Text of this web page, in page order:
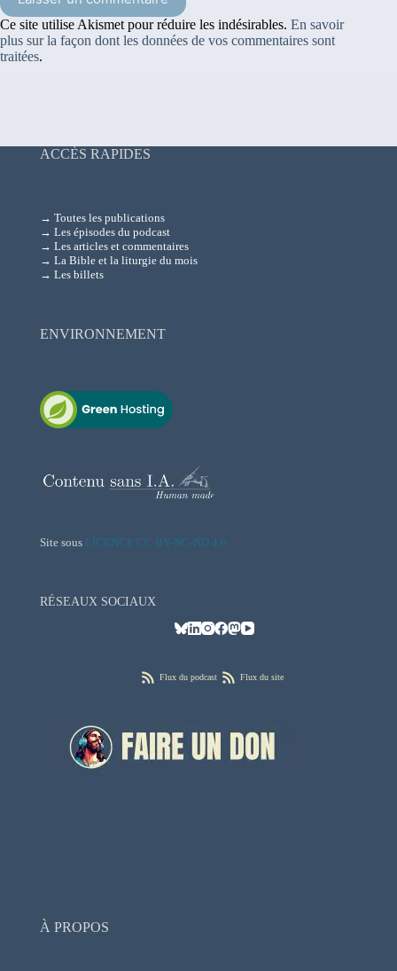
Ce site utilise Akismet pour réduire les indésirables. En savoir
plus sur la façon dont les données de vos commentaires sont
traitées.
ACCÈS RAPIDES
→ Toutes les publications
→ Les épisodes du podcast
→ Les articles et commentaires
→ La Bible et la liturgie du mois
→ Les billets
ENVIRONNEMENT
Site sous LICENCE CC BY-NC-ND 4.0
RÉSEAUX SOCIAUX
Flux du podcast Flux du site
À PROPOS